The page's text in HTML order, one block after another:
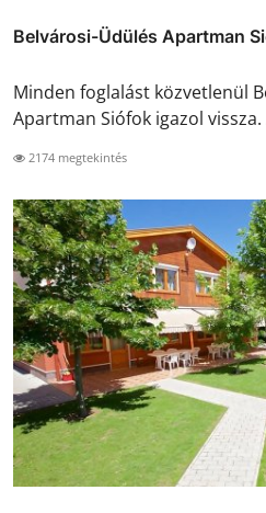
Belvárosi-Üdülés Apartman
Minden foglalást közvetlenül
Apartman Siófok igazol vissza.
2174 megtekintés